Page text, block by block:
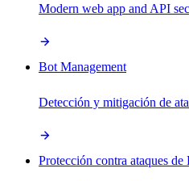
Modern web app and API
Bot Management
Detección y mitigación de
Protección contra ataques de